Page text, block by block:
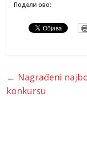
Подели ово:
← Nagrađeni
konkursu